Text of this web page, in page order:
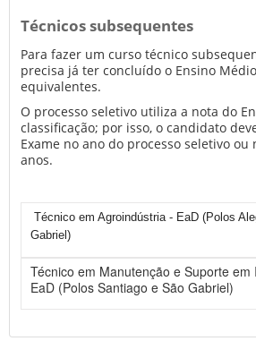
Técnicos subsequentes
Para fazer um curso técnico
precisa já ter concluído o Ensino
equivalentes.
O processo seletivo utiliza a nota do
classificação; por isso, o candidato
Exame no ano do processo seletivo ou
anos.
Técnico em Agroindústria - EaD (Polos
Gabriel)
Técnico em Manutenção e Suporte em
EaD (Polos Santiago e São Gabriel)